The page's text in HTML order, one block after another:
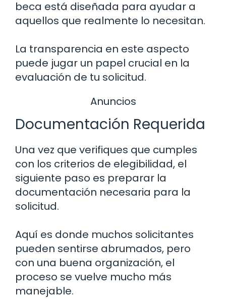
beca está diseñada para ayudar a
aquellos que realmente lo necesitan.
La transparencia en este aspecto
puede jugar un papel crucial en la
evaluación de tu solicitud.
Anuncios
Documentación Requerida
Una vez que verifiques que cumples
con los criterios de elegibilidad, el
siguiente paso es preparar la
documentación necesaria para la
solicitud.
Aquí es donde muchos solicitantes
pueden sentirse abrumados, pero
con una buena organización, el
proceso se vuelve mucho más
manejable.